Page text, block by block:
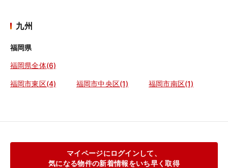
九州
福岡県
福岡県全体(6)
福岡市東区(4) 福岡市中央区(1) 福岡市南区(1)
マイページにログインして、
気になる物件の新着情報をいち早く取得